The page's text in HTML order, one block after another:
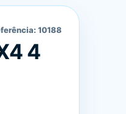
10188
4